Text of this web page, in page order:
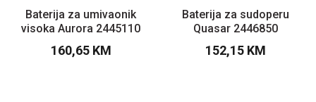
Baterija za umivaonik
visoka Aurora 2445110
160,65 KM
Baterija za sudoperu
Quasar 2446850
152,15 KM